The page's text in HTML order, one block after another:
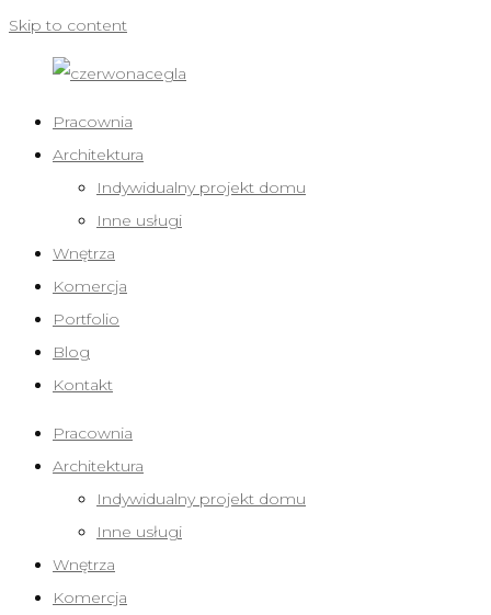
Skip to content
Pracownia
Architektura
Indywidualny projekt domu
Inne usługi
Wnętrza
Komercja
Portfolio
Blog
Kontakt
Pracownia
Architektura
Indywidualny projekt domu
Inne usługi
Wnętrza
Komercja